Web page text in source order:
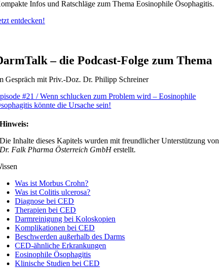
Infos und Ratschläge zum Thema Eosinophile Ösophagitis.
entdecken!
– die Podcast-Folge zum Thema
Gespräch mit Priv.-Doz. Dr. Philipp Schreiner
#21 / Wenn schlucken zum Problem wird – Eosinophile
könnte die Ursache sein!
Hinweis:
Die Inhalte dieses Kapitels wurden mit freundlicher Unterstützung von
Dr. Falk Pharma Österreich GmbHerstellt.
Was ist Morbus Crohn?
Was ist Colitis ulcerosa?
Diagnose bei CED
Therapien bei CED
Darmreinigung bei Koloskopien
Komplikationen bei CED
Beschwerden außerhalb des Darms
CED-ähnliche Erkrankungen
Eosinophile Ösophagitis
Klinische Studien bei CED